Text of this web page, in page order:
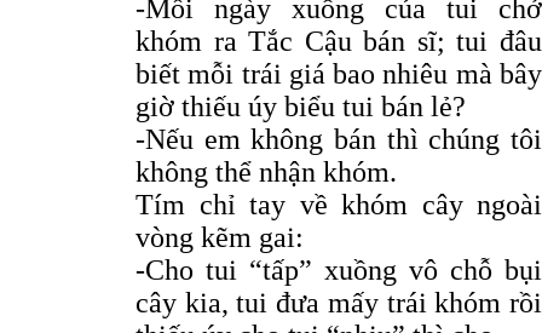
-Mỗi ngày xuồng của tui chở
khóm ra Tắc Cậu bán sĩ; tui đâu
biết mỗi trái giá bao nhiêu mà bây
giờ thiếu úy biểu tui bán lẻ?
-Nếu em không bán thì chúng tôi
không thể nhận khóm.
Tím chỉ tay về khóm cây ngoài
vòng kẽm gai:
-Cho tui “tấp” xuồng vô chỗ bụi
cây kia, tui đưa mấy trái khóm rồi